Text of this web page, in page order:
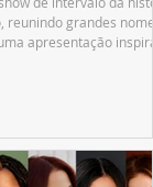
grandes nomes
apresentação